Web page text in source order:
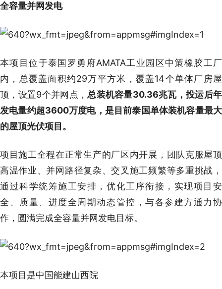
全容量并网发电
本项目位于泰国罗勇府AMATA工业园区中策橡胶工厂
内，总覆盖面积约29万平方米，覆盖14个单体厂房屋
顶，设置9个并网点，总装机容量30.36兆瓦，投运后年
发电量约超3600万度电，是目前泰国单体装机容量最大
的屋顶光伏项目。
项目施工全程在正常生产的厂区内开展，团队克服屋顶
高温作业、并网路径复杂、交叉施工频繁等多重挑战，
通过科学统筹施工安排，优化工序衔接，实现项目安
全、质量、进度全周期动态管控，与各参建方通力协
作，圆满完成全容量并网发电目标。
本项目是中国能建山西院